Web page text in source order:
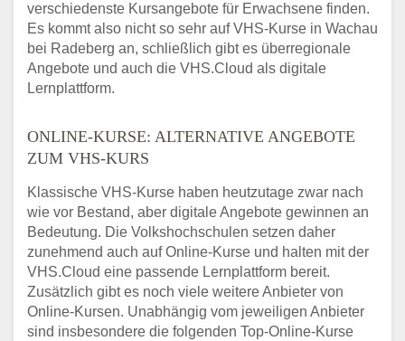
verschiedenste Kursangebote für Erwachsene finden.
Es kommt also nicht so sehr auf VHS-Kurse in Wachau
bei Radeberg an, schließlich gibt es überregionale
Angebote und auch die VHS.Cloud als digitale
Lernplattform.
ONLINE-KURSE: ALTERNATIVE ANGEBOTE
ZUM VHS-KURS
Klassische VHS-Kurse haben heutzutage zwar nach
wie vor Bestand, aber digitale Angebote gewinnen an
Bedeutung. Die Volkshochschulen setzen daher
zunehmend auch auf Online-Kurse und halten mit der
VHS.Cloud eine passende Lernplattform bereit.
Zusätzlich gibt es noch viele weitere Anbieter von
Online-Kursen. Unabhängig vom jeweiligen Anbieter
sind insbesondere die folgenden Top-Online-Kurse